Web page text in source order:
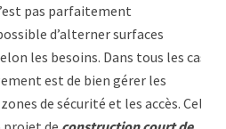
pas parfaitement
d’alterner surfaces
les besoins. Dans tous les cas,
est de bien gérer les
de sécurité et les accès. Cela